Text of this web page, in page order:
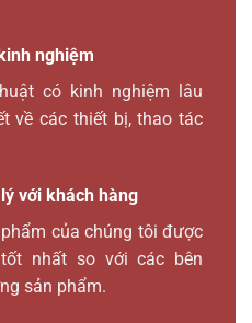
nghiệm
có kinh nghiệm lâu
về các thiết bị, thao tác
với khách hàng
của chúng tôi được
nhất so với các bên
sản phẩm.